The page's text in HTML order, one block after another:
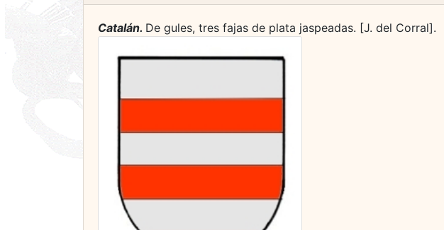
Catalán. De gules, tres fajas de plata jaspeadas. [J. del Corral].